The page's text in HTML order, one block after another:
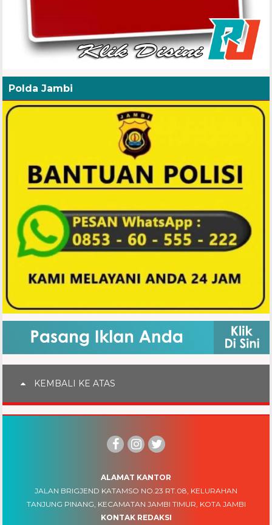
Polda Jambi
KEMBALI KE ATAS
ALAMAT KANTOR
JALAN BRIGJEND KATAMSO NO.23 RT.08, KELURAHAN
TANJUNG PINANG, KECAMATAN JAMBI TIMUR, KOTA JAMBI
KONTAK REDAKSI